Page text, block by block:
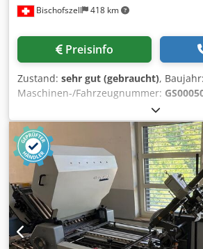
Bischofszell 418 km
Preisinfo
Zustand: sehr gut (gebraucht), Baujahr:
Maschinen-/Fahrzeugnummer:
26‘795‘055 // Leistung: 13000 Bogen / h
Bogenformat Max. 370 x 520 mm //
Druckformat Max: 360 x 520 mm Dicke:
Feuchtwerk: Alcolor Filmfeuchtwerke
EF Kühlgerät Pudergerät: Alphatronic
weitere Angaben Ultraschall-
Heidelberg Plattenspanneinrichtung
automatischem
schnellen Plattenwechsel mit nur
Gummituchzylinder mit zentraler